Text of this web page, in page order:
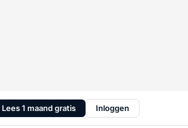
Lees 1 maand gratis Inloggen